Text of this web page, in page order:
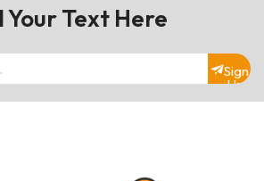
Your Text Here
Sign
Up